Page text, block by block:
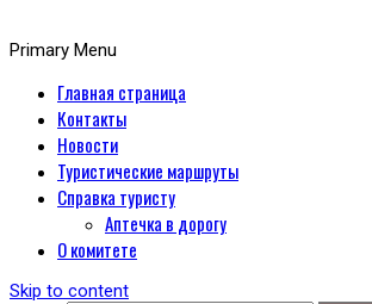
Primary Menu
Главная страница
Контакты
Новости
Туристические маршруты
Справка туристу
Аптечка в дорогу
О комитете
Skip to content